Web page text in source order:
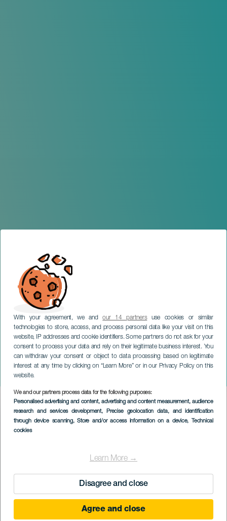
With your agreement, we andour 14 partnersuse cookies or similar
technologies to store, access, and process personal data like your visit on this
website, IP addresses and cookie identifiers. Some partners do not ask for your
consent to process your data and rely on their legitimate business interest. You
can withdraw your consent or object to data processing based on legitimate
interest at any time by clicking on “Learn More” or in our Privacy Policy on this
website.
We and our partners process data for the following purposes:
Personalised advertising and content, advertising and content measurement, audience
research and services development, Precise geolocation data, and identification
through device scanning, Store and/or access information on a device, Technical
cookies
Learn More →
Disagree and close
Agree and close
¡Viva la Pepa!
TENERIFE
Imagen
Listado